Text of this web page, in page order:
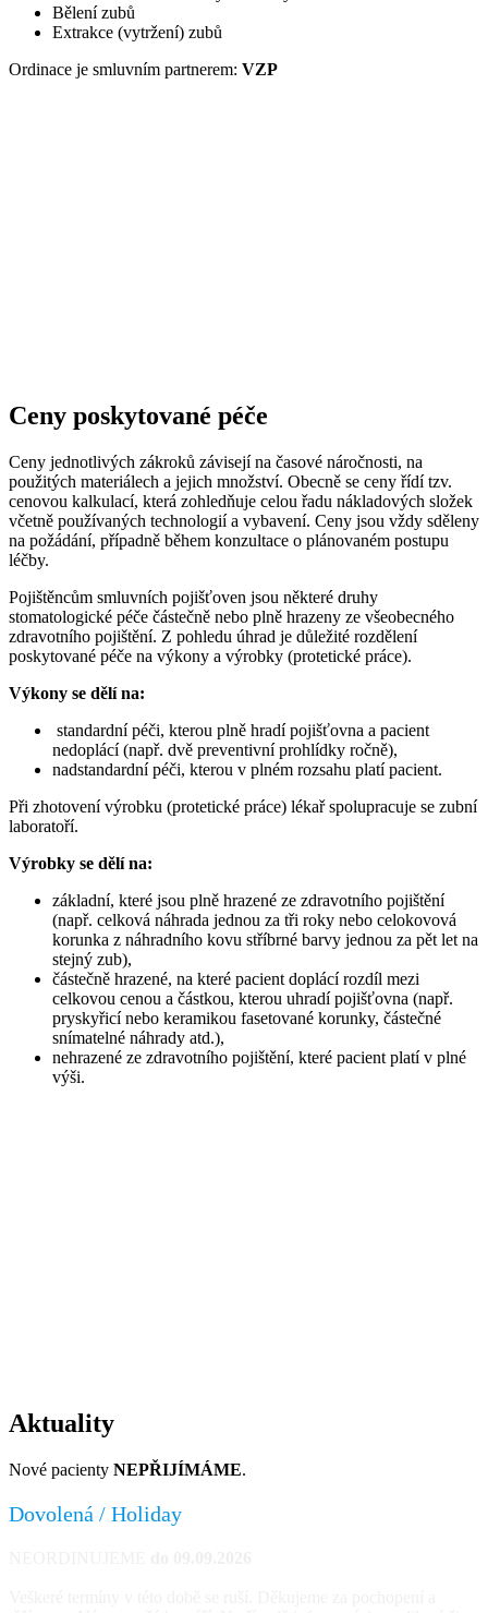
Bělení zubů
Extrakce (vytržení) zubů
Ordinace je smluvním partnerem: VZP
Ceny poskytované péče
Ceny jednotlivých zákroků závisejí na časové náročnosti, na
použitých materiálech a jejich množství. Obecně se ceny řídí tzv.
cenovou kalkulací, která zohledňuje celou řadu nákladových složek
včetně používaných technologií a vybavení. Ceny jsou vždy sděleny
na požádání, případně během konzultace o plánovaném postupu
léčby.
Pojištěncům smluvních pojišťoven jsou některé druhy
stomatologické péče částečně nebo plně hrazeny ze všeobecného
zdravotního pojištění. Z pohledu úhrad je důležité rozdělení
poskytované péče na výkony a výrobky (protetické práce).
Výkony se dělí na:
standardní péči, kterou plně hradí pojišťovna a pacient
nedoplácí (např. dvě preventivní prohlídky ročně),
nadstandardní péči, kterou v plném rozsahu platí pacient.
Při zhotovení výrobku (protetické práce) lékař spolupracuje se zubní
laboratoří.
Výrobky se dělí na:
základní, které jsou plně hrazené ze zdravotního pojištění
(např. celková náhrada jednou za tři roky nebo celokovová
korunka z náhradního kovu stříbrné barvy jednou za pět let na
stejný zub),
částečně hrazené, na které pacient doplácí rozdíl mezi
celkovou cenou a částkou, kterou uhradí pojišťovna (např.
pryskyřicí nebo keramikou fasetované korunky, částečné
snímatelné náhrady atd.),
nehrazené ze zdravotního pojištění, které pacient platí v plné
výši.
Aktuality
Nové pacienty NEPŘIJÍMÁME.
Dovolená / Holiday